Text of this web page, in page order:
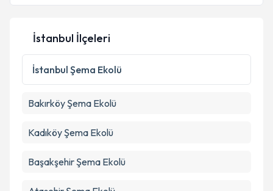
İstanbul İlçeleri
İstanbul Şema Ekolü
BakırköyŞema Ekolü
KadıköyŞema Ekolü
BaşakşehirŞema Ekolü